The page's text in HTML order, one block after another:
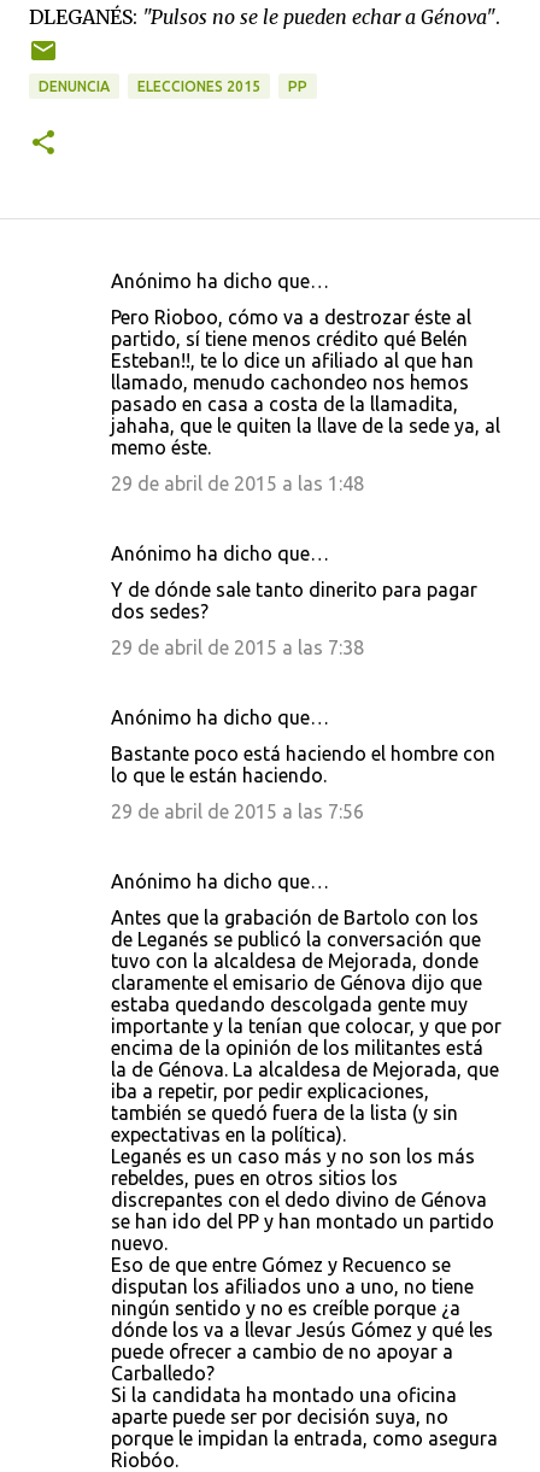
DLEGANÉS: "Pulsos no se le pueden echar a Génova".
DENUNCIA ELECCIONES 2015 PP
Anónimo ha dicho que…
Pero Rioboo, cómo va a destrozar éste al
partido, sí tiene menos crédito qué Belén
Esteban!!, te lo dice un afiliado al que han
llamado, menudo cachondeo nos hemos
pasado en casa a costa de la llamadita,
jahaha, que le quiten la llave de la sede ya, al
memo éste.
29 de abril de 2015 a las 1:48
Anónimo ha dicho que…
Y de dónde sale tanto dinerito para pagar
dos sedes?
29 de abril de 2015 a las 7:38
Anónimo ha dicho que…
Bastante poco está haciendo el hombre con
lo que le están haciendo.
29 de abril de 2015 a las 7:56
Anónimo ha dicho que…
Antes que la grabación de Bartolo con los
de Leganés se publicó la conversación que
tuvo con la alcaldesa de Mejorada, donde
claramente el emisario de Génova dijo que
estaba quedando descolgada gente muy
importante y la tenían que colocar, y que por
encima de la opinión de los militantes está
la de Génova. La alcaldesa de Mejorada, que
iba a repetir, por pedir explicaciones,
también se quedó fuera de la lista (y sin
expectativas en la política).
Leganés es un caso más y no son los más
rebeldes, pues en otros sitios los
discrepantes con el dedo divino de Génova
se han ido del PP y han montado un partido
nuevo.
Eso de que entre Gómez y Recuenco se
disputan los afiliados uno a uno, no tiene
ningún sentido y no es creíble porque ¿a
dónde los va a llevar Jesús Gómez y qué les
puede ofrecer a cambio de no apoyar a
Carballedo?
Si la candidata ha montado una oficina
aparte puede ser por decisión suya, no
porque le impidan la entrada, como asegura
Riobóo.